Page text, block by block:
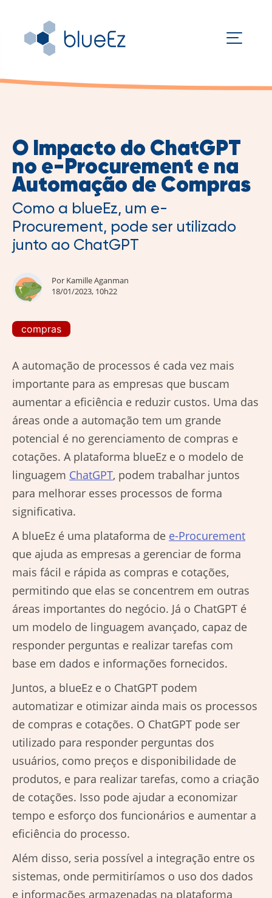
O Impacto do ChatGPT
no e-Procurement e na
Automação de Compras
Como a blueEz, um e-
Procurement, pode ser utilizado
junto ao ChatGPT
Por Kamille Aganman
18/01/2023, 10h22
compras
A automação de processos é cada vez mais
importante para as empresas que buscam
aumentar a eficiência e reduzir custos. Uma das
áreas onde a automação tem um grande
potencial é no gerenciamento de compras e
cotações. A plataforma blueEz e o modelo de
linguagem ChatGPT, podem trabalhar juntos
para melhorar esses processos de forma
significativa.
A blueEz é uma plataforma de e-Procurement
que ajuda as empresas a gerenciar de forma
mais fácil e rápida as compras e cotações,
permitindo que elas se concentrem em outras
áreas importantes do negócio. Já o ChatGPT é
um modelo de linguagem avançado, capaz de
responder perguntas e realizar tarefas com
base em dados e informações fornecidos.
Juntos, a blueEz e o ChatGPT podem
automatizar e otimizar ainda mais os processos
de compras e cotações. O ChatGPT pode ser
utilizado para responder perguntas dos
usuários, como preços e disponibilidade de
produtos, e para realizar tarefas, como a criação
de cotações. Isso pode ajudar a economizar
tempo e esforço dos funcionários e aumentar a
eficiência do processo.
Além disso, seria possível a integração entre os
sistemas, onde permitiríamos o uso dos dados
e informações armazenadas na plataforma